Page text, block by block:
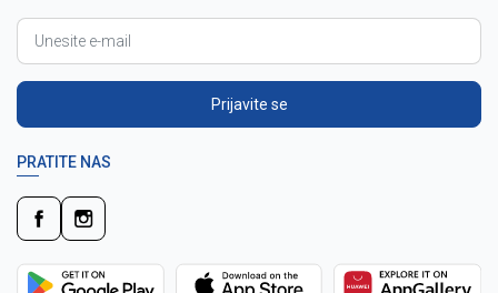
Prijavite se
PRATITE NAS